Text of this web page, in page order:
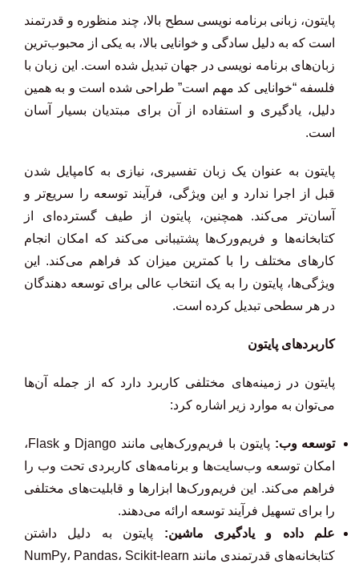
پایتون، زبانی برنامه نویسی سطح بالا، چند منظوره و قدرتمند
است که به دلیل سادگی و خوانایی بالا، به یکی از محبوب‌ترین
زبان‌های برنامه نویسی در جهان تبدیل شده است. این زبان با
فلسفه “خوانایی کد مهم است” طراحی شده است و به همین
دلیل، یادگیری و استفاده از آن برای مبتدیان بسیار آسان
است.
پایتون به عنوان یک زبان تفسیری، نیازی به کامپایل شدن
قبل از اجرا ندارد و این ویژگی، فرآیند توسعه را سریع‌تر و
آسان‌تر می‌کند. همچنین، پایتون از طیف گسترده‌ای از
کتابخانه‌ها و فریم‌ورک‌ها پشتیبانی می‌کند که امکان انجام
کارهای مختلف را با کمترین میزان کد فراهم می‌کند. این
ویژگی‌ها، پایتون را به یک انتخاب عالی برای توسعه دهندگان
در هر سطحی تبدیل کرده است.
کاربردهای پایتون
پایتون در زمینه‌های مختلفی کاربرد دارد که از جمله آن‌ها
می‌توان به موارد زیر اشاره کرد:
توسعه وب:
پایتون با فریم‌ورک‌هایی مانند Django و Flask،
امکان توسعه وب‌سایت‌ها و برنامه‌های کاربردی تحت وب را
فراهم می‌کند. این فریم‌ورک‌ها ابزارها و قابلیت‌های مختلفی
را برای تسهیل فرآیند توسعه ارائه می‌دهند.
علم داده و یادگیری ماشین: پایتون به دلیل داشتن
کتابخانه‌های قدرتمندی مانند NumPy، Pandas، Scikit-learn